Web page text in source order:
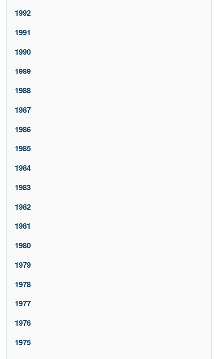
1992
1991
1990
1989
1988
1987
1986
1985
1984
1983
1982
1981
1980
1979
1978
1977
1976
1975